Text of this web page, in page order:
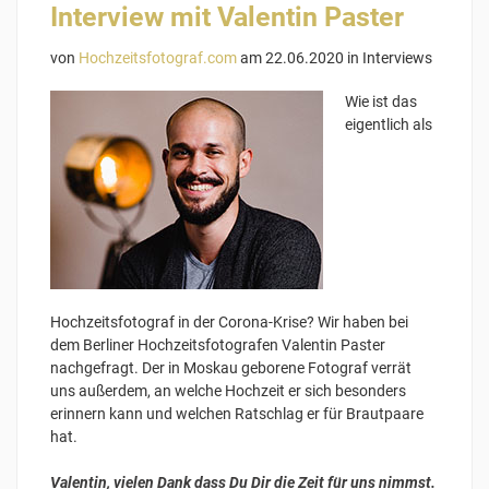
Interview mit Valentin Paster
von Hochzeitsfotograf.comam 22.06.2020 in Interviews
Wie ist das
eigentlich als
Hochzeitsfotograf in der Corona-Krise? Wir haben bei
dem Berliner Hochzeitsfotografen Valentin Paster
nachgefragt. Der in Moskau geborene Fotograf verrät
uns außerdem, an welche Hochzeit er sich besonders
erinnern kann und welchen Ratschlag er für Brautpaare
hat.
Valentin, vielen Dank dass Du Dir die Zeit für uns nimmst.